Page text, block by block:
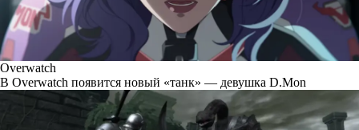
Overwatch
В Overwatch появится новый «танк» — девушка D.Mon